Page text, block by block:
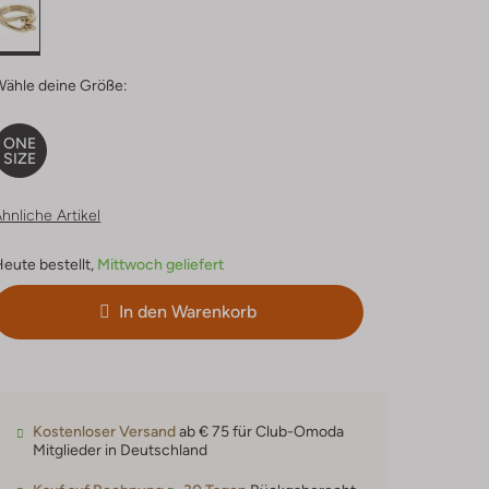
deine Größe:
ONE
SIZE
Artikel
bestellt, Mittwoch geliefert
In den Warenkorb
Kostenloser Versandab € 75 für Club-Omoda
Mitglieder in Deutschland